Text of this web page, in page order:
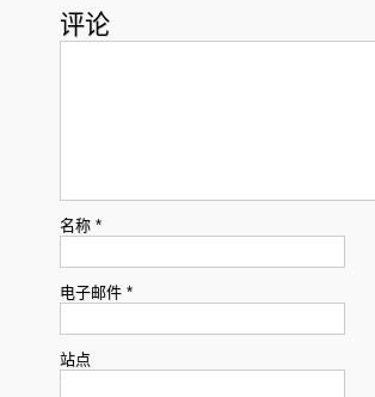
评论
名称 *
电子邮件 *
站点